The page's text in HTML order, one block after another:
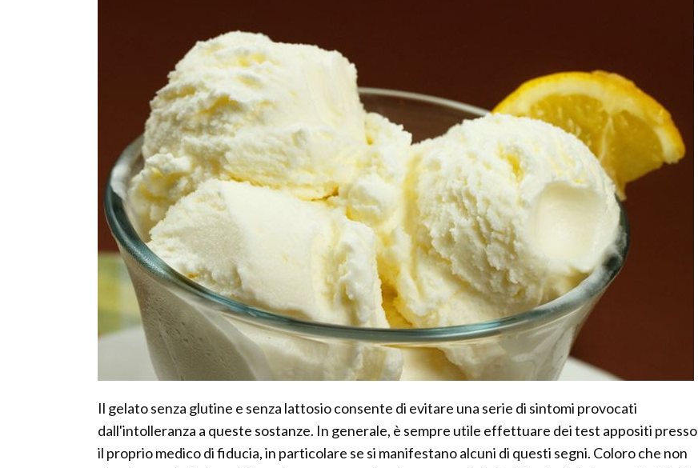
Il gelato senza glutine e senza lattosio consente di evitare una serie di sintomi provocati
dall'intolleranza a queste sostanze. In generale, è sempre utile effettuare dei test appositi presso
il proprio medico di fiducia, in particolare se si manifestano alcuni di questi segni. Coloro che non